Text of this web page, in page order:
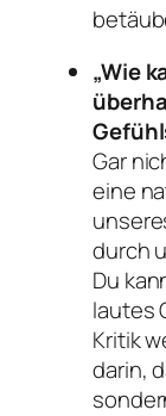
„Wie
Gar
eine
durch
Du
lautes
Kritik
darin,